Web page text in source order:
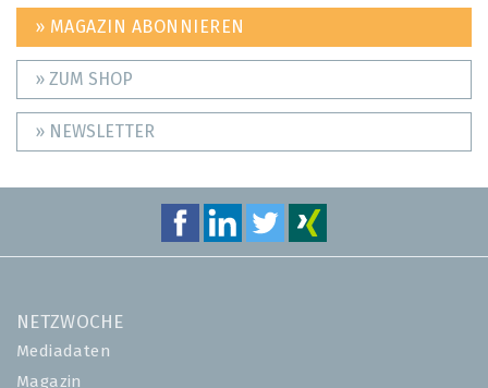
» MAGAZIN ABONNIEREN
» ZUM SHOP
» NEWSLETTER
NETZWOCHE
Mediadaten
Magazin